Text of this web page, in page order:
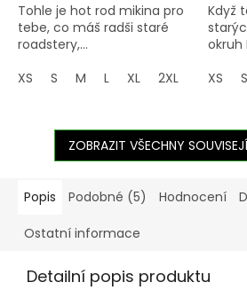
Tohle je hot rod mikina pro
tebe, co máš radši staré
roadstery,...
XS
S M L XL 2XL 3XL 4XL
Když
okruh
XS
S
ZOBRAZIT VŠECHNY
Popis Podobné (5) Hodnocení
Ostatní informace
Detailní popis produktu